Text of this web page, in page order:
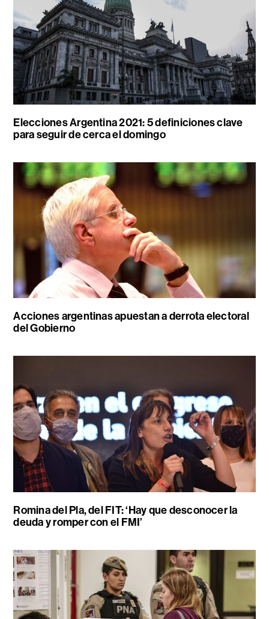
Elecciones Argentina 2021: 5 definiciones clave
para seguir de cerca el domingo
Acciones argentinas apuestan a derrota electoral
del Gobierno
Romina del Pla, del FIT: ‘Hay que desconocer la
deuda y romper con el FMI’